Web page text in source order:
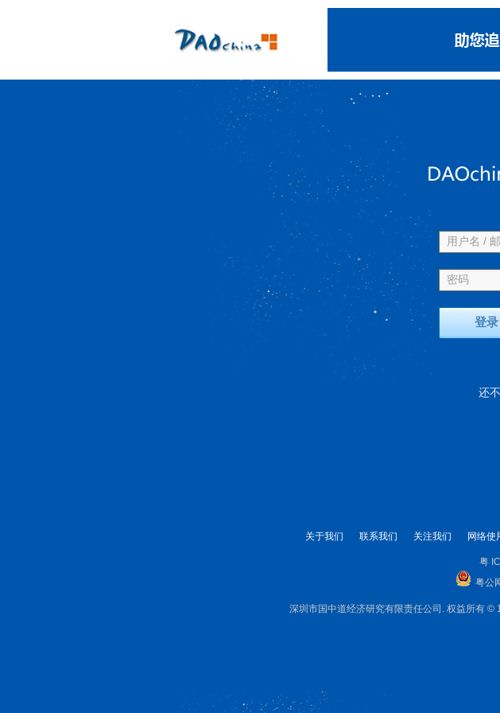
用户名 /
密码
登录
还
关于我们 联系我们 关注我们 网络使
粤
粤公
深圳市国中道经济研究有限责任公司. 权益所有